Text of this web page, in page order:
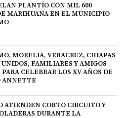
PLANTÍO CON MIL 600
MARIHUANA EN EL MUNICIPIO
MORELIA, VERACRUZ, CHIAPAS
UNIDOS, FAMILIARES Y AMIGOS
CELEBRAR LOS XV AÑOS DE
ANNETTE
ATIENDEN CORTO CIRCUITO Y
DURANTE LA